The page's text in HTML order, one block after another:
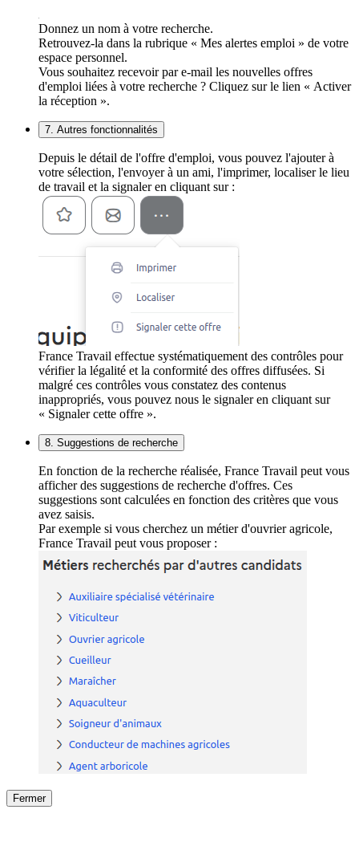
Donnez un nom à votre recherche.
Retrouvez-la dans la rubrique « Mes alertes emploi » de votre
espace personnel.
Vous souhaitez recevoir par e-mail les nouvelles offres
d'emploi liées à votre recherche ? Cliquez sur le lien « Activer
la réception ».
7. Autres fonctionnalités
Depuis le détail de l'offre d'emploi, vous pouvez l'ajouter à
votre sélection, l'envoyer à un ami, l'imprimer, localiser le lieu
de travail et la signaler en cliquant sur :
France Travail effectue systématiquement des contrôles pour
vérifier la légalité et la conformité des offres diffusées. Si
malgré ces contrôles vous constatez des contenus
inappropriés, vous pouvez nous le signaler en cliquant sur
« Signaler cette offre ».
8. Suggestions de recherche
En fonction de la recherche réalisée, France Travail peut vous
afficher des suggestions de recherche d'offres. Ces
suggestions sont calculées en fonction des critères que vous
avez saisis.
Par exemple si vous cherchez un métier d'ouvrier agricole,
France Travail peut vous proposer :
Fermer